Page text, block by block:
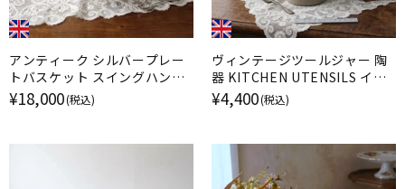
アンティーク シルバープレー
トバスケット スイングハンド
ル EPNS 銀メッキ イギリス
¥18,000(税込)
ヴィンテージツールジャー 陶
器 KITCHEN UTENSILS イギ
リス
¥4,400(税込)